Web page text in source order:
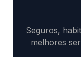
Seguros,
melhores